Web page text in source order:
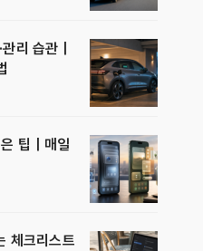
리 습관｜
팁｜매일
체크리스트